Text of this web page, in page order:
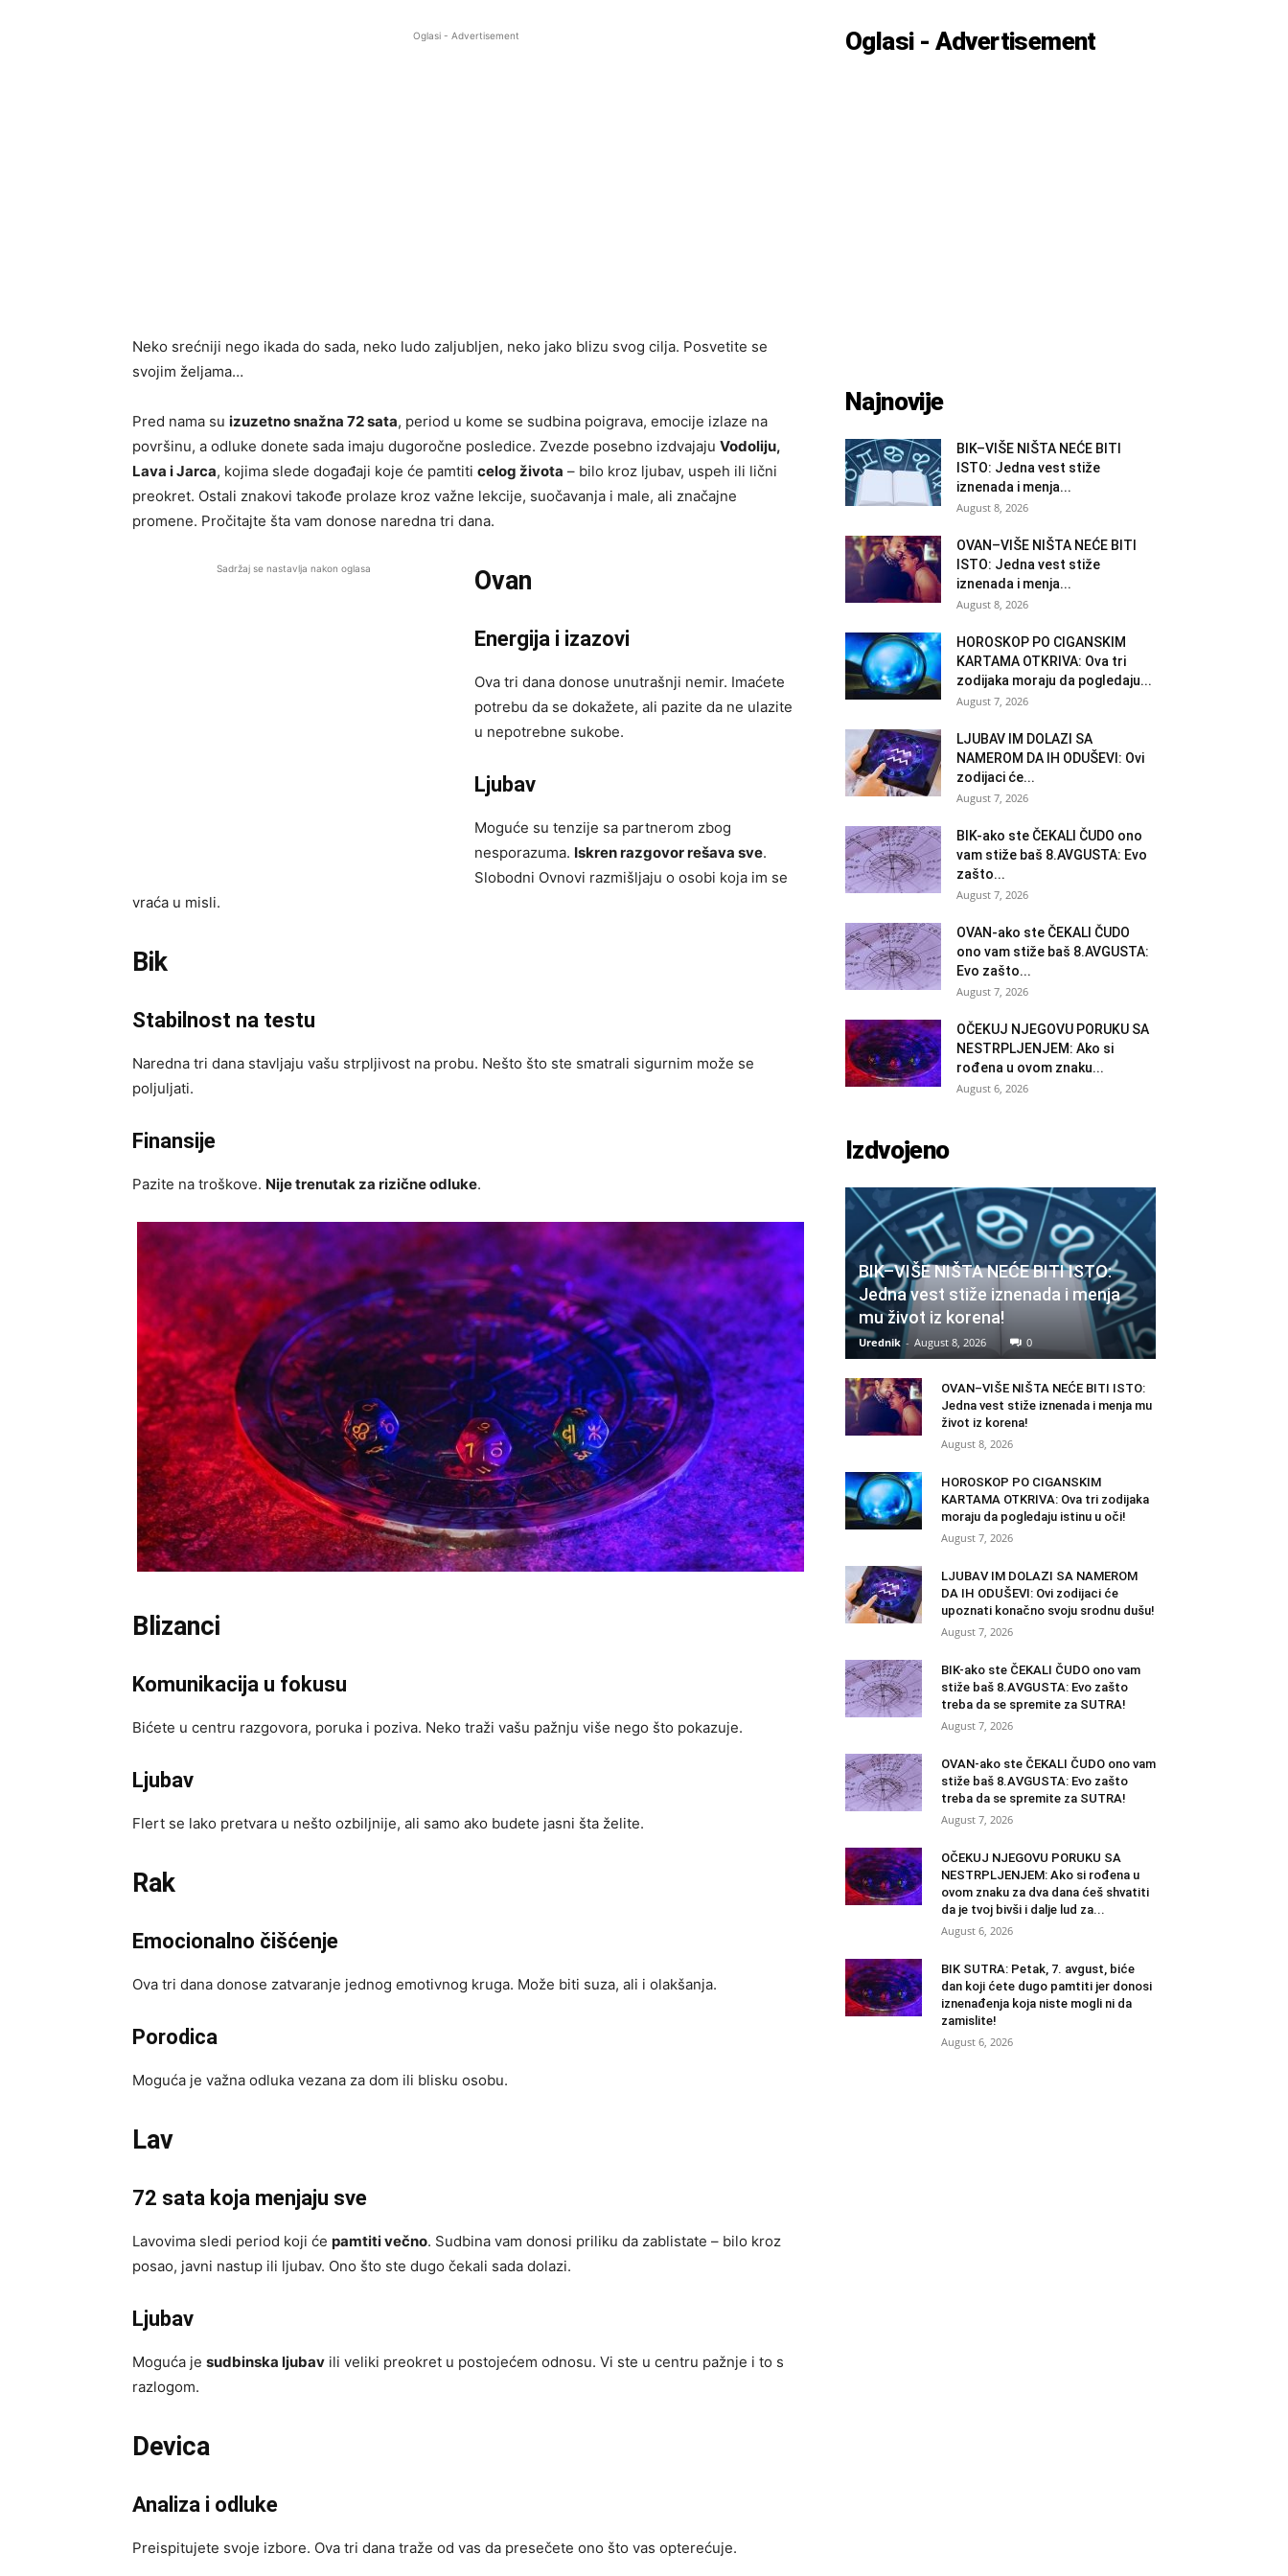
Oglasi - Advertisement
Neko srećniji nego ikada do sada, neko ludo zaljubljen, neko jako blizu svog cilja. Posvetite se
svojim željama…
Pred nama su izuzetno snažna 72 sata, period u kome se sudbina poigrava, emocije izlaze na
površinu, a odluke donete sada imaju dugoročne posledice. Zvezde posebno izdvajaju Vodoliju,
Lava i Jarca, kojima slede događaji koje će pamtiti celog života – bilo kroz ljubav, uspeh ili lični
preokret. Ostali znakovi takođe prolaze kroz važne lekcije, suočavanja i male, ali značajne
promene. Pročitajte šta vam donose naredna tri dana.
Sadržaj se nastavlja nakon oglasa Ovan
Energija i izazovi
Ova tri dana donose unutrašnji nemir. Imaćete
potrebu da se dokažete, ali pazite da ne ulazite
u nepotrebne sukobe.
Ljubav
Moguće su tenzije sa partnerom zbog
nesporazuma. Iskren razgovor rešava sve.
Slobodni Ovnovi razmišljaju o osobi koja im se
vraća u misli.
Bik
Stabilnost na testu
Naredna tri dana stavljaju vašu strpljivost na probu. Nešto što ste smatrali sigurnim može se
poljuljati.
Finansije
Pazite na troškove. Nije trenutak za rizične odluke.
Blizanci
Komunikacija u fokusu
Bićete u centru razgovora, poruka i poziva. Neko traži vašu pažnju više nego što pokazuje.
Ljubav
Flert se lako pretvara u nešto ozbiljnije, ali samo ako budete jasni šta želite.
Rak
Emocionalno čišćenje
Ova tri dana donose zatvaranje jednog emotivnog kruga. Može biti suza, ali i olakšanja.
Porodica
Moguća je važna odluka vezana za dom ili blisku osobu.
Lav
72 sata koja menjaju sve
Lavovima sledi period koji će pamtiti večno. Sudbina vam donosi priliku da zablistate – bilo kroz
posao, javni nastup ili ljubav. Ono što ste dugo čekali sada dolazi.
Ljubav
Moguća je sudbinska ljubav ili veliki preokret u postojećem odnosu. Vi ste u centru pažnje i to s
razlogom.
Devica
Analiza i odluke
Preispitujete svoje izbore. Ova tri dana traže od vas da presečete ono što vas opterećuje.
Oglasi - Advertisement
Najnovije
BIK–VIŠE NIŠTA NEĆE BITI
ISTO: Jedna vest stiže
iznenada i menja...
August 8, 2026
OVAN–VIŠE NIŠTA NEĆE BITI
ISTO: Jedna vest stiže
iznenada i menja...
August 8, 2026
HOROSKOP PO CIGANSKIM
KARTAMA OTKRIVA: Ova tri
zodijaka moraju da pogledaju...
August 7, 2026
LJUBAV IM DOLAZI SA
NAMEROM DA IH ODUŠEVI: Ovi
zodijaci će...
August 7, 2026
BIK-ako ste ČEKALI ČUDO ono
vam stiže baš 8.AVGUSTA: Evo
zašto...
August 7, 2026
OVAN-ako ste ČEKALI ČUDO
ono vam stiže baš 8.AVGUSTA:
Evo zašto...
August 7, 2026
OČEKUJ NJEGOVU PORUKU SA
NESTRPLJENJEM: Ako si
rođena u ovom znaku...
August 6, 2026
Izdvojeno
BIK–VIŠE NIŠTA NEĆE BITI ISTO:
Jedna vest stiže iznenada i menja
mu život iz korena!
Urednik - August 8, 2026 0
OVAN–VIŠE NIŠTA NEĆE BITI ISTO:
Jedna vest stiže iznenada i menja mu
život iz korena!
August 8, 2026
HOROSKOP PO CIGANSKIM
KARTAMA OTKRIVA: Ova tri zodijaka
moraju da pogledaju istinu u oči!
August 7, 2026
LJUBAV IM DOLAZI SA NAMEROM
DA IH ODUŠEVI: Ovi zodijaci će
upoznati konačno svoju srodnu dušu!
August 7, 2026
BIK-ako ste ČEKALI ČUDO ono vam
stiže baš 8.AVGUSTA: Evo zašto
treba da se spremite za SUTRA!
August 7, 2026
OVAN-ako ste ČEKALI ČUDO ono vam
stiže baš 8.AVGUSTA: Evo zašto
treba da se spremite za SUTRA!
August 7, 2026
OČEKUJ NJEGOVU PORUKU SA
NESTRPLJENJEM: Ako si rođena u
ovom znaku za dva dana ćeš shvatiti
da je tvoj bivši i dalje lud za...
August 6, 2026
BIK SUTRA: Petak, 7. avgust, biće
dan koji ćete dugo pamtiti jer donosi
iznenađenja koja niste mogli ni da
zamislite!
August 6, 2026